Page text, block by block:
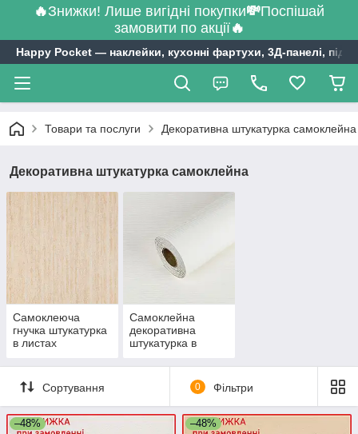
🔥Знижки! Лише вигідні покупки💸Поспішай
замовити по акції🔥
Happy Pocket ― наклейки, кухонні фартухи, 3Д-панелі,
Товари та послуги Декоративна штукатурка самоклейна
Декоративна штукатурка самоклейна
Самоклеюча
гнучка штукатурка
в листах
Самоклейна
декоративна
штукатурка в
Сортування 0 Фільтри
–48% –48%